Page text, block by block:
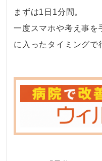
まずは1日1分間。
一度スマホや考え事を
に入ったタイミングで